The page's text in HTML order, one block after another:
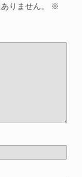
りません。
※